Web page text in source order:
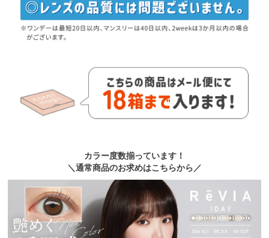
カラー度数揃っています！
＼通常商品のお求めはこちらから／